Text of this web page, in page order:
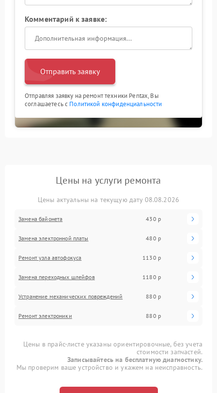
Комментарий к заявке:
Отправить заявку
Отправляя заявку на ремонт техники Pentax, Вы
соглашаетесь с Политикой конфиденциальности
Цены на услуги ремонта
Цены актуальны на текущую дату 08.08.2026
Замена байонета 430 р
Замена электронной платы 480 р
Ремонт узла автофокуса 1130 р
Замена переходных шлейфов 1180 р
Устранение механических повреждений 880 р
Ремонт электроники 880 р
Цены в прайс-листе указаны ориентировочные, без учета
стоимости запчастей.
Записывайтесь на бесплатную диагностику.
Мы проверим ваше устройство и укажем на неисправность.